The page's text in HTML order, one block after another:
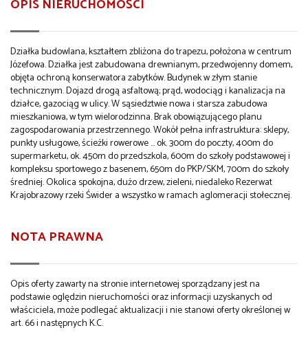
OPIS NIERUCHOMOŚCI
Działka budowlana, kształtem zbliżona do trapezu, położona w centrum
Józefowa. Działka jest zabudowana drewnianym, przedwojenny domem,
objęta ochroną konserwatora zabytków. Budynek w złym stanie
technicznym. Dojazd drogą asfaltową; prąd, wodociąg i kanalizacja na
działce, gazociąg w ulicy. W sąsiedztwie nowa i starsza zabudowa
mieszkaniowa, w tym wielorodzinna. Brak obowiązującego planu
zagospodarowania przestrzennego. Wokół pełna infrastruktura: sklepy,
punkty usługowe, ścieżki rowerowe ... ok. 300m do poczty, 400m do
supermarketu, ok. 450m do przedszkola, 600m do szkoły podstawowej i
kompleksu sportowego z basenem, 650m do PKP/SKM, 700m do szkoły
średniej. Okolica spokojna, dużo drzew, zieleni, niedaleko Rezerwat
Krajobrazowy rzeki Świder a wszystko w ramach aglomeracji stołecznej.
NOTA PRAWNA
Opis oferty zawarty na stronie internetowej sporządzany jest na
podstawie oględzin nieruchomości oraz informacji uzyskanych od
właściciela, może podlegać aktualizacji i nie stanowi oferty określonej w
art. 66 i następnych K.C.